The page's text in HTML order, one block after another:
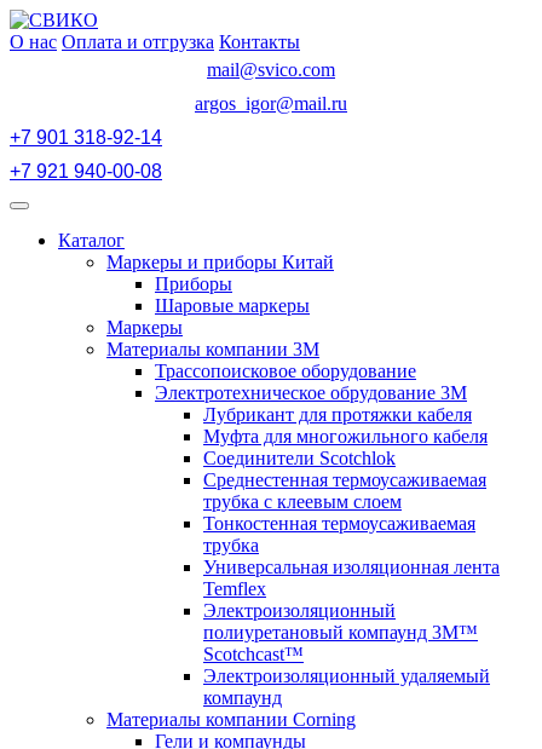
Перейти
к
О нас Оплата и отгрузка Контакты
mail@svico.com
argos_igor@mail.ru
+7 901 318-92-14
+7 921 940-00-08
Открыть
Каталог
Маркеры и приборы Китай
Приборы
Шаровые маркеры
Маркеры
Материалы компании 3М
Трассопоисковое оборудование
Электротехническое обрудование 3М
Лубрикант для протяжки кабеля
Муфта для многожильного кабеля
Соединители Scotchlok
Среднестенная термоусаживаемая
трубка с клеевым слоем
Тонкостенная термоусаживаемая
трубка
Универсальная изоляционная лента
Temflex
Электроизоляционный
полиуретановый компаунд 3M™
Scotchcast™
Электроизоляционный удаляемый
компаунд
Материалы компании Corning
Гели и компаунды